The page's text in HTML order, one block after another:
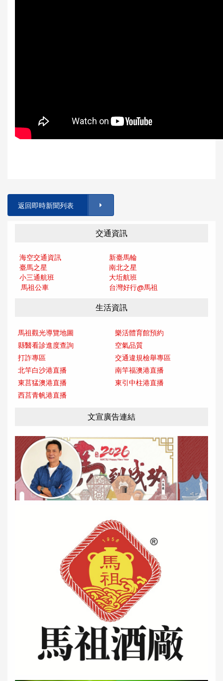
返回即時新聞列表
交通資訊
海空交通資訊
新臺馬輪
臺馬之星
南北之星
小三通航班
大坵航班
馬祖公車
台灣好行@馬祖
生活資訊
馬祖觀光導覽地圖
樂活體育館預約
縣醫看診進度查詢
空氣品質
打詐專區
交通違規檢舉專區
北竿白沙港直播
南竿福澳港直播
東莒猛澳港直播
東引中柱港直播
西莒青帆港直播
文宣廣告連結